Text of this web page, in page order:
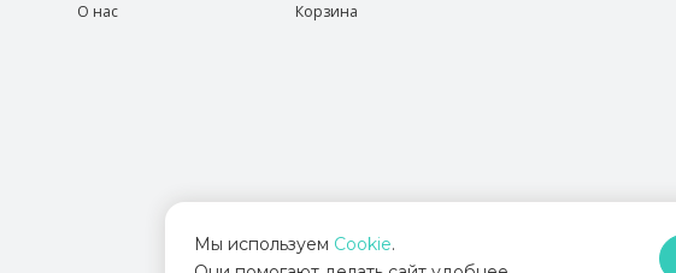
О нас
Корзина
Мы используем Cookie.